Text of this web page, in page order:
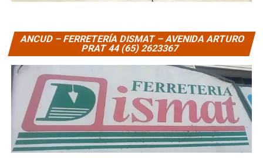
ANCUD – FERRETERÍA DISMAT – AVENIDA ARTURO
PRAT 44 (65) 2623367